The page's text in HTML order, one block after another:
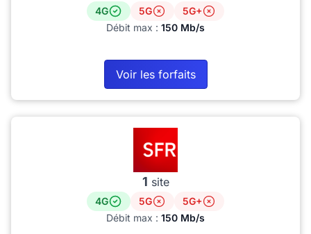
4G 5G
5G+
Débit max : 150 Mb/s
Voir les forfaits
1 site
4G 5G
5G+
Débit max : 150 Mb/s